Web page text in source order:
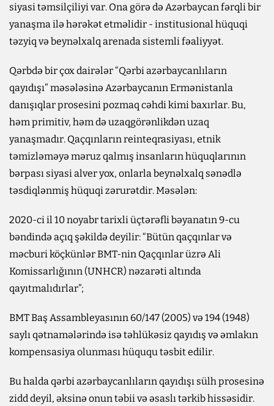
siyasi təmsilçiliyi var. Ona görə də Azərbaycan fərqli bir
yanaşma ilə hərəkət etməlidir - institusional hüquqi
təzyiq və beynəlxalq arenada sistemli fəaliyyət.
Qərbdə bir çox dairələr “Qərbi azərbaycanlıların
qayıdışı” məsələsinə Azərbaycanın Ermənistanla
danışıqlar prosesini pozmaq cəhdi kimi baxırlar. Bu,
həm primitiv, həm də uzaqgörənlikdən uzaq
yanaşmadır. Qaçqınların reinteqrasiyası, etnik
təmizləməyə məruz qalmış insanların hüquqlarının
bərpası siyasi alver yox, onlarla beynəlxalq sənədlə
təsdiqlənmiş hüquqi zərurətdir. Məsələn:
2020-ci il 10 noyabr tarixli üçtərəfli bəyanatın 9-cu
bəndində açıq şəkildə deyilir: “Bütün qaçqınlar və
məcburi köçkünlər BMT-nin Qaçqınlar üzrə Ali
Komissarlığının (UNHCR) nəzarəti altında
qayıtmalıdırlar”;
BMT Baş Assambleyasının 60/147 (2005) və 194 (1948)
saylı qətnamələrində isə təhlükəsiz qayıdış və əmlakın
kompensasiya olunması hüququ təsbit edilir.
Bu halda qərbi azərbaycanlıların qayıdışı sülh prosesinə
zidd deyil, əksinə onun təbii və əsaslı tərkib hissəsidir.